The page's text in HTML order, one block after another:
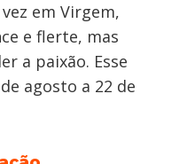
em Virgem,
e flerte, mas
a paixão. Esse
agosto a 22 de